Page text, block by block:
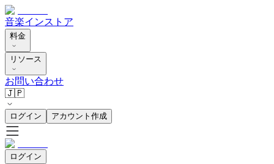
音楽インストア
料金
リソース
お問い合わせ
🇯🇵
ログイン アカウント作成
ログイン